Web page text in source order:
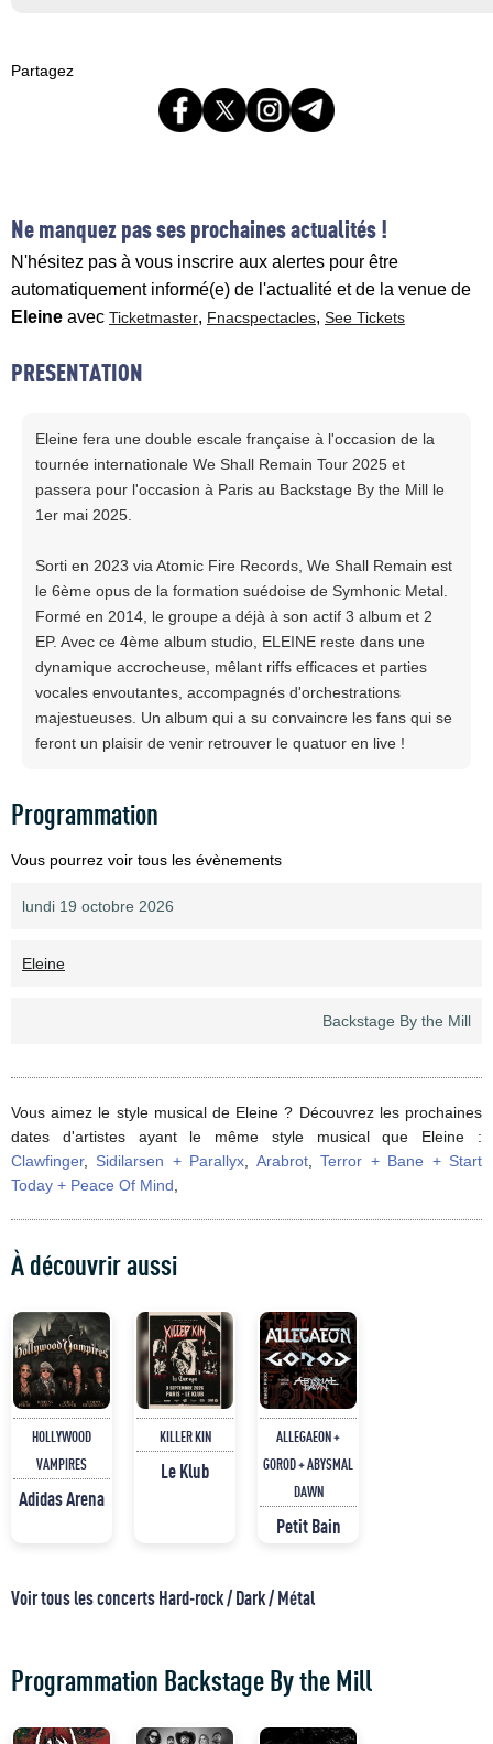
Partagez
Ne manquez pas ses prochaines actualités !
N'hésitez pas à vous inscrire aux alertes pour être
automatiquement informé(e) de l'actualité et de la venue de
Eleine avec Ticketmaster, Fnacspectacles, See Tickets
PRESENTATION
Eleine fera une double escale française à l'occasion de la
tournée internationale We Shall Remain Tour 2025 et
passera pour l'occasion à Paris au Backstage By the Mill le
1er mai 2025.
Sorti en 2023 via Atomic Fire Records, We Shall Remain est
le 6ème opus de la formation suédoise de Symhonic Metal.
Formé en 2014, le groupe a déjà à son actif 3 album et 2
EP. Avec ce 4ème album studio, ELEINE reste dans une
dynamique accrocheuse, mêlant riffs efficaces et parties
vocales envoutantes, accompagnés d'orchestrations
majestueuses. Un album qui a su convaincre les fans qui se
feront un plaisir de venir retrouver le quatuor en live !
Programmation
Vous pourrez voir tous les évènements
lundi 19 octobre 2026
Eleine
Backstage By the Mill
Vous aimez le style musical de Eleine ? Découvrez les prochaines
dates d'artistes ayant le même style musical que Eleine :
Clawfinger, Sidilarsen + Parallyx Arabrot,Terror + Bane + Start
Today + Peace Of Mind
À découvrir aussi
HOLLYWOOD
VAMPIRES
Adidas Arena
KILLER KIN
Le Klub
ALLEGAEON +
GOROD + ABYSMAL
DAWN
Petit Bain
Voir tous les concerts Hard-rock / Dark / Métal
Programmation Backstage By the Mill